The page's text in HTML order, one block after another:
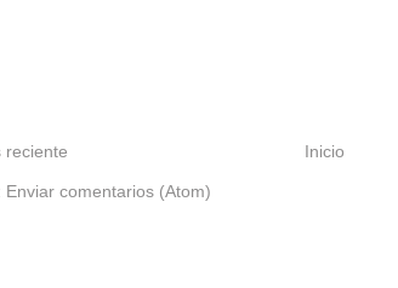
reciente Inicio
Enviar comentarios (Atom)